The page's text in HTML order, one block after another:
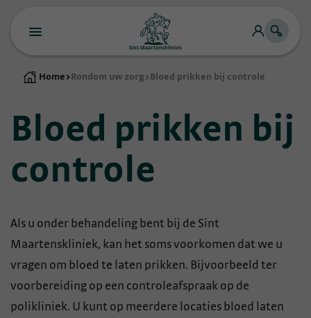
Home > Rondom uw zorg > Bloed prikken bij controle
Bloed prikken bij
controle
Als u onder behandeling bent bij de Sint
Maartenskliniek, kan het soms voorkomen dat we u
vragen om bloed te laten prikken. Bijvoorbeeld ter
voorbereiding op een controleafspraak op de
polikliniek. U kunt op meerdere locaties bloed laten